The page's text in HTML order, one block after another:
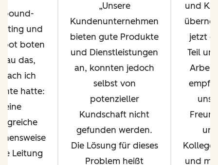
und
boten
das,
ich
hatte:
eine
Leitung
Unsere
Kundenunternehmen
bieten gute Produkte
und Dienstleistungen
an, konnten jedoch
selbst von
potenzieller
Kundschaft nicht
gefunden werden.
Die Lösung für dieses
Problem heißt
und
jetzt
Teil
uns
und